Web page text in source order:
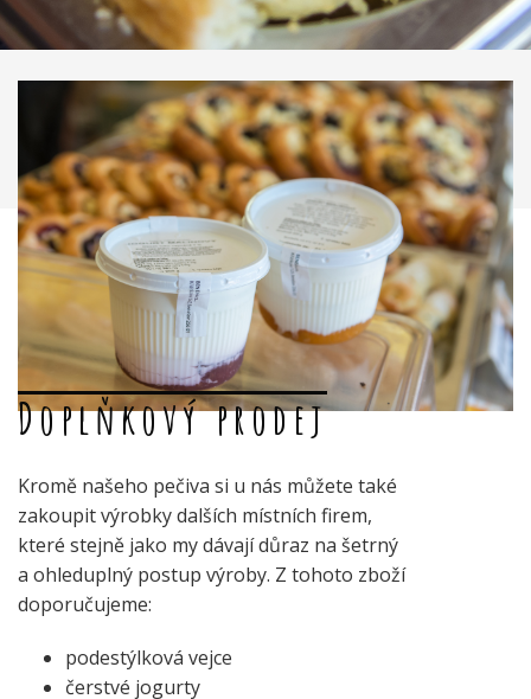
Doplňkový prodej
Kromě našeho pečiva si u nás můžete také
zakoupit výrobky dalších místních firem,
které stejně jako my dávají důraz na šetrný
a ohleduplný postup výroby. Z tohoto zboží
doporučujeme:
podestýlková vejce
čerstvé jogurty